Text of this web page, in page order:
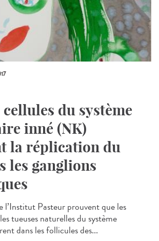
cellules du système
inné (NK)
la réplication du
les ganglions
l’Institut Pasteur prouvent que les
tueuses naturelles du système
dans les follicules des...